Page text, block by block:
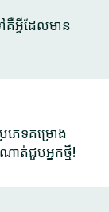
គឺអ្វីដែលមាន
ភេទគម្រោង
ាត់ជួបអ្នកថ្មី!